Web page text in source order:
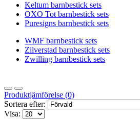
Keltum barnbestick sets
OXO Tot barnbestick sets
Puresigns barnbestick sets
WMF barnbestick sets
Zilverstad barnbestick sets
Zwilling barnbestick sets
Produktjämförelse (0)
Sortera efter:
Visa: